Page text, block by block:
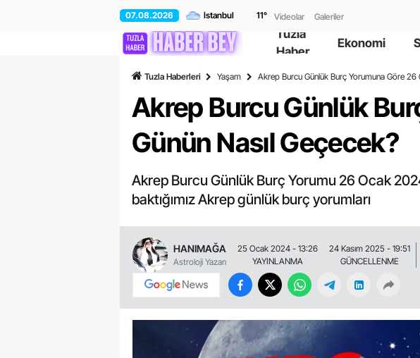
07.08.2026 11° Videolar Galeriler
Tuzla
Haber
Ekonomi
Tuzla Haberleri Yaşam Akrep Burcu Günlük Burç Yorumuna Göre 26
Akrep Burcu Günlük
Günün Nasıl Geçecek?
Akrep Burcu Günlük Burç Yorumu 26 Ocak
baktığımız Akrep günlük burç yorumları
HANIMAĞA
Astroloji Yazarı
25 Ocak 2024 - 13:26
YAYINLANMA
24 Kasım 2025 - 19:51
GÜNCELLENME